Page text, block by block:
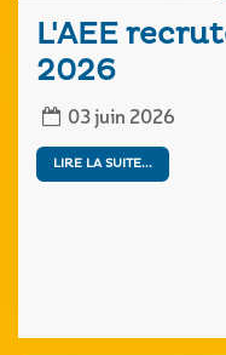
L'AEE
2026
03 juin 2026
LIRE LA SUITE...